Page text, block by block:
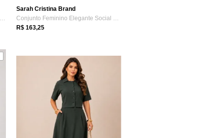
Saia Midi D Bell Outlet Fashion Fenda Marrom
Sarah Cristina Brand
Conjunto Feminino Elegante Social para T...
R$ 163,25